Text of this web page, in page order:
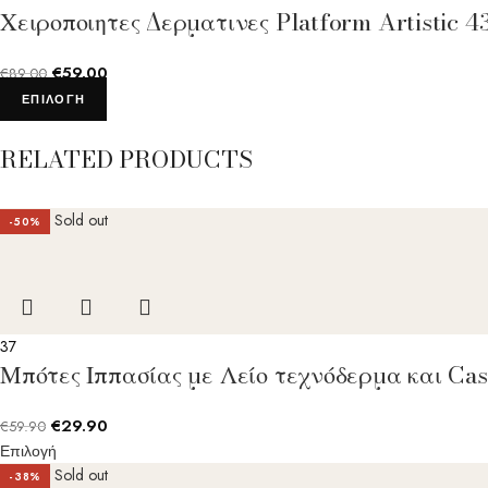
Χειροποιητες Δερματινες Platform
€89.00 €59.00
ΕΠΙΛΟΓΉ
RELATED PRODUCTS
-50% Sold out
37
Μπότες Ιππασίας με Λείο τεχνόδερμα και
€59.90 €29.90
Επιλογή
-38% Sold out